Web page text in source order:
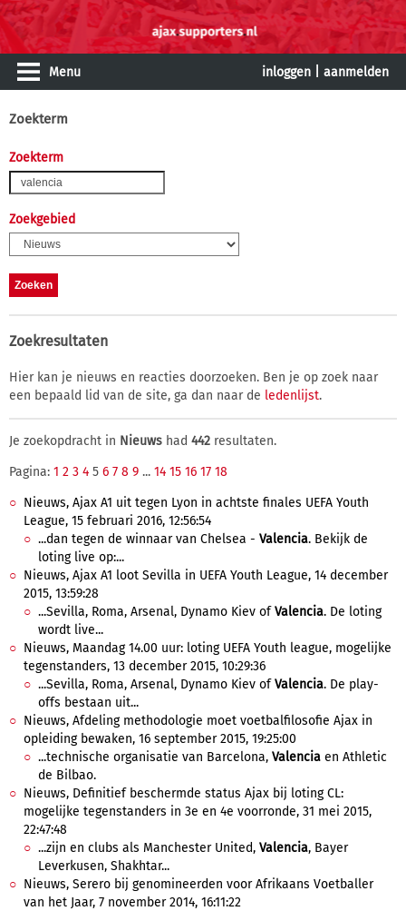
Menu inloggen aanmelden
Zoekterm
Zoekterm
Zoekgebied
Zoekresultaten
Hier kan je nieuws en reacties doorzoeken. Ben je op zoek naar
een bepaald lid van de site, ga dan naar de ledenlijst.
Je zoekopdracht in Nieuws had 442 resultaten.
Pagina: 1 2 3 4 5 6 7 8 9 ... 14 15 16 17 18
Nieuws, Ajax A1 uit tegen Lyon in achtste finales UEFA Youth
League, 15 februari 2016, 12:56:54
...dan tegen de winnaar van Chelsea - Valencia. Bekijk de
loting live op:...
Nieuws, Ajax A1 loot Sevilla in UEFA Youth League, 14 december
2015, 13:59:28
...Sevilla, Roma, Arsenal, Dynamo Kiev ofValencia. De loting
wordt live...
Nieuws, Maandag 14.00 uur: loting UEFA Youth league, mogelijke
tegenstanders, 13 december 2015, 10:29:36
...Sevilla, Roma, Arsenal, Dynamo Kiev ofValencia. De play-
offs bestaan uit...
Nieuws, Afdeling methodologie moet voetbalfilosofie Ajax in
opleiding bewaken, 16 september 2015, 19:25:00
...technische organisatie van Barcelona, Valencia en Athletic
de Bilbao.
Nieuws, Definitief beschermde status Ajax bij loting CL:
mogelijke tegenstanders in 3e en 4e voorronde, 31 mei 2015,
22:47:48
...zijn en clubs als Manchester United, Valencia, Bayer
Leverkusen, Shakhtar...
Nieuws, Serero bij genomineerden voor Afrikaans Voetballer
van het Jaar, 7 november 2014, 16:11:22